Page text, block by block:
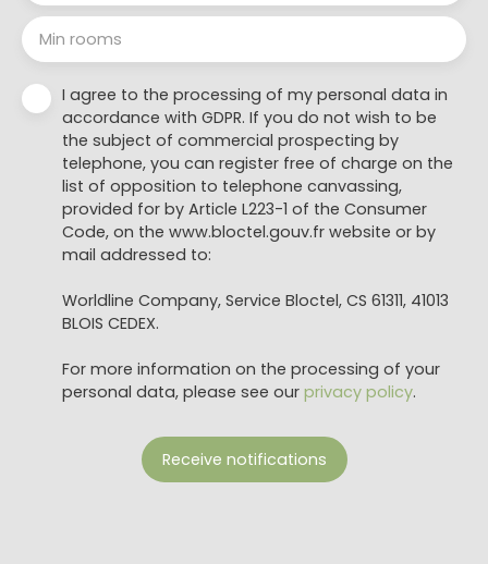
Min rooms
I agree to the processing of my personal data in
accordance with GDPR. If you do not wish to be
the subject of commercial prospecting by
telephone, you can register free of charge on the
list of opposition to telephone canvassing,
provided for by Article L223-1 of the Consumer
Code, on the www.bloctel.gouv.fr website or by
mail addressed to:
Worldline Company, Service Bloctel, CS 61311, 41013
BLOIS CEDEX.
For more information on the processing of your
personal data, please see our privacy policy.
Receive notifications